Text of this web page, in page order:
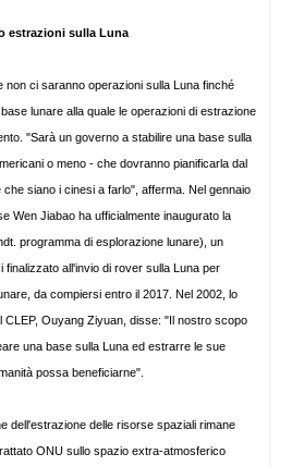
estrazioni sulla Luna
non ci saranno operazioni sulla Luna finché
lunare alla quale le operazioni di estrazione
"Sarà un governo a stabilire una base sulla
o meno - che dovranno pianificarla dal
che siano i cinesi a farlo", afferma. Nel gennaio
Wen Jiabao ha ufficialmente inaugurato la
programma di esplorazione lunare), un
finalizzato all'invio di rover sulla Luna per
da compiersi entro il 2017. Nel 2002, lo
CLEP, Ouyang Ziyuan, disse: "Il nostro scopo
una base sulla Luna ed estrarre le sue
possa beneficiarne".
dell'estrazione delle risorse spaziali rimane
ONU sullo spazio extra-atmosferico